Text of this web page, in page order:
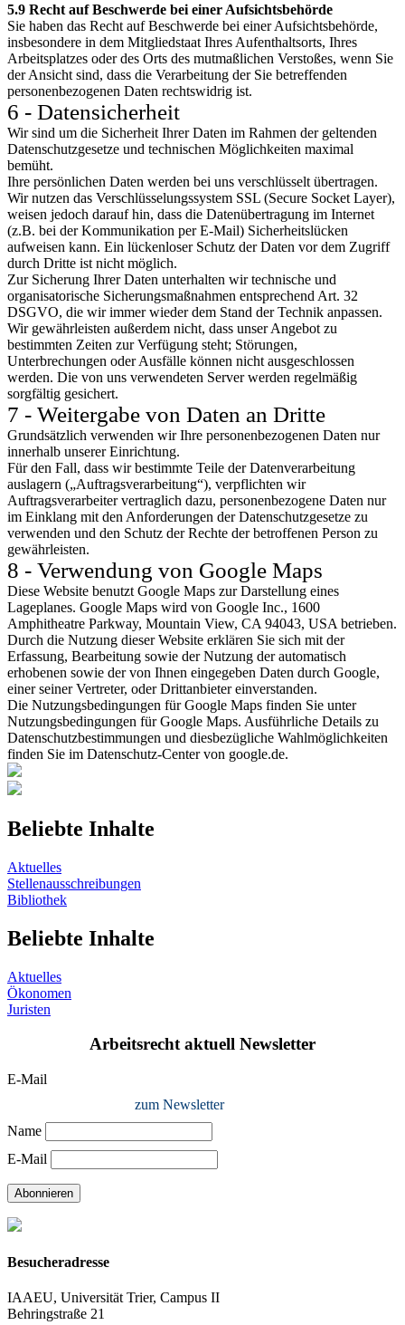
5.9 Recht auf Beschwerde bei einer Aufsichtsbehörde
Sie haben das Recht auf Beschwerde bei einer Aufsichtsbehörde,
insbesondere in dem Mitgliedstaat Ihres Aufenthaltsorts, Ihres
Arbeitsplatzes oder des Orts des mutmaßlichen Verstoßes, wenn Sie
der Ansicht sind, dass die Verarbeitung der Sie betreffenden
personenbezogenen Daten rechtswidrig ist.
6 - Datensicherheit
Wir sind um die Sicherheit Ihrer Daten im Rahmen der geltenden
Datenschutzgesetze und technischen Möglichkeiten maximal
bemüht.
Ihre persönlichen Daten werden bei uns verschlüsselt übertragen.
Wir nutzen das Verschlüsselungssystem SSL (Secure Socket Layer),
weisen jedoch darauf hin, dass die Datenübertragung im Internet
(z.B. bei der Kommunikation per E-Mail) Sicherheitslücken
aufweisen kann. Ein lückenloser Schutz der Daten vor dem Zugriff
durch Dritte ist nicht möglich.
Zur Sicherung Ihrer Daten unterhalten wir technische und
organisatorische Sicherungsmaßnahmen entsprechend Art. 32
DSGVO, die wir immer wieder dem Stand der Technik anpassen.
Wir gewährleisten außerdem nicht, dass unser Angebot zu
bestimmten Zeiten zur Verfügung steht; Störungen,
Unterbrechungen oder Ausfälle können nicht ausgeschlossen
werden. Die von uns verwendeten Server werden regelmäßig
sorgfältig gesichert.
7 - Weitergabe von Daten an Dritte
Grundsätzlich verwenden wir Ihre personenbezogenen Daten nur
innerhalb unserer Einrichtung.
Für den Fall, dass wir bestimmte Teile der Datenverarbeitung
auslagern („Auftragsverarbeitung“), verpflichten wir
Auftragsverarbeiter vertraglich dazu, personenbezogene Daten nur
im Einklang mit den Anforderungen der Datenschutzgesetze zu
verwenden und den Schutz der Rechte der betroffenen Person zu
gewährleisten.
8 - Verwendung von Google Maps
Diese Website benutzt Google Maps zur Darstellung eines
Lageplanes. Google Maps wird von Google Inc., 1600
Amphitheatre Parkway, Mountain View, CA 94043, USA betrieben.
Durch die Nutzung dieser Website erklären Sie sich mit der
Erfassung, Bearbeitung sowie der Nutzung der automatisch
erhobenen sowie der von Ihnen eingegeben Daten durch Google,
einer seiner Vertreter, oder Drittanbieter einverstanden.
Die Nutzungsbedingungen für Google Maps finden Sie unter
Nutzungsbedingungen für Google Maps. Ausführliche Details zu
Datenschutzbestimmungen und diesbezügliche Wahlmöglichkeiten
finden Sie im Datenschutz-Center von google.de.
Beliebte Inhalte
Aktuelles
Stellenausschreibungen
Bibliothek
Beliebte Inhalte
Aktuelles
Ökonomen
Juristen
Arbeitsrecht aktuell Newsletter
E-Mail
zum Newsletter
Name
E-Mail
Abonnieren
Besucheradresse
IAAEU, Universität Trier, Campus II
Behringstraße 21